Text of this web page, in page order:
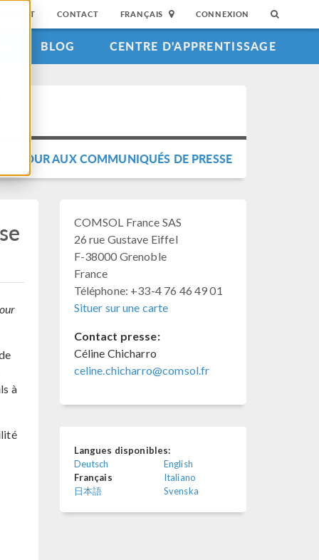
SUPPORT CONTACT FRANÇAIS CONNEXION
BLOG CENTRE D'APPRENTISSAGE
RETOUR AUX COMMUNIQUÉS DE PRESSE
à
COMSOL France SAS
26 rue Gustave Eiffel
F-38000 Grenoble
France
Téléphone: +33-4 76 46 49 01
Situer sur une carte
Contact presse:
Céline Chicharro
celine.chicharro@comsol.fr
Langues disponibles:
Deutsch
English
Français
Italiano
日本語
Svenska